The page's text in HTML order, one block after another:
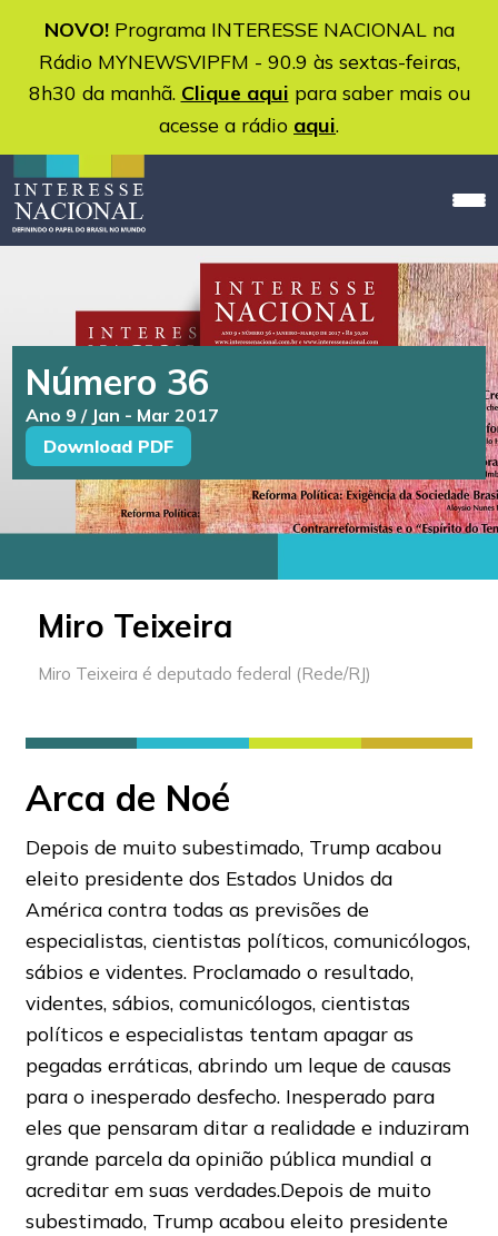
NOVO!Programa INTERESSE NACIONAL na
Rádio MYNEWSVIPFM - 90.9 às sextas-feiras,
8h30 da manhã. Clique aqui para saber mais ou
acesse a rádio aqui.
Número 36
Ano 9 / Jan - Mar 2017
Download PDF
Miro Teixeira
Miro Teixeira é deputado federal (Rede/RJ)
Arca de Noé
Depois de muito subestimado, Trump acabou
eleito presidente dos Estados Unidos da
América contra todas as previsões de
especialistas, cientistas políticos, comunicólogos,
sábios e videntes. Proclamado o resultado,
videntes, sábios, comunicólogos, cientistas
políticos e especialistas tentam apagar as
pegadas erráticas, abrindo um leque de causas
para o inesperado desfecho. Inesperado para
eles que pensaram ditar a realidade e induziram
grande parcela da opinião pública mundial a
acreditar em suas verdades.Depois de muito
subestimado, Trump acabou eleito presidente